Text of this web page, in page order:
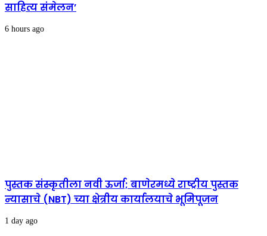
साहित्य संमेलन’
6 hours ago
पुस्तक संस्कृतीला नवी ऊर्जा; बाणेरमध्ये राष्ट्रीय पुस्तक
न्यासाचे (NBT) च्या क्षेत्रीय कार्यालयाचे भूमिपूजन
1 day ago